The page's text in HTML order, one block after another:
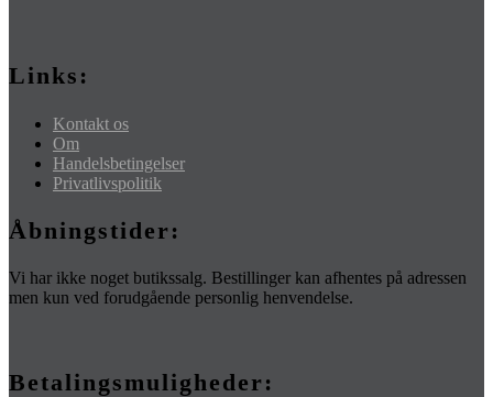
Links:
Kontakt os
Om
Handelsbetingelser
Privatlivspolitik
Åbningstider:
Vi har ikke noget butikssalg. Bestillinger kan afhentes på adressen
men kun ved forudgående personlig henvendelse.
Betalingsmuligheder: